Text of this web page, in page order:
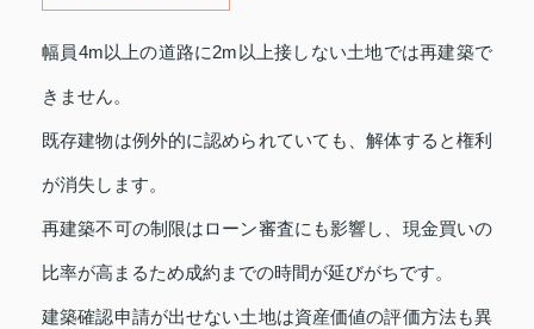
幅員4m以上の道路に2m以上接しない土地では再建築で
きません。
既存建物は例外的に認められていても、解体すると権利
が消失します。
再建築不可の制限はローン審査にも影響し、現金買いの
比率が高まるため成約までの時間が延びがちです。
建築確認申請が出せない土地は資産価値の評価方法も異